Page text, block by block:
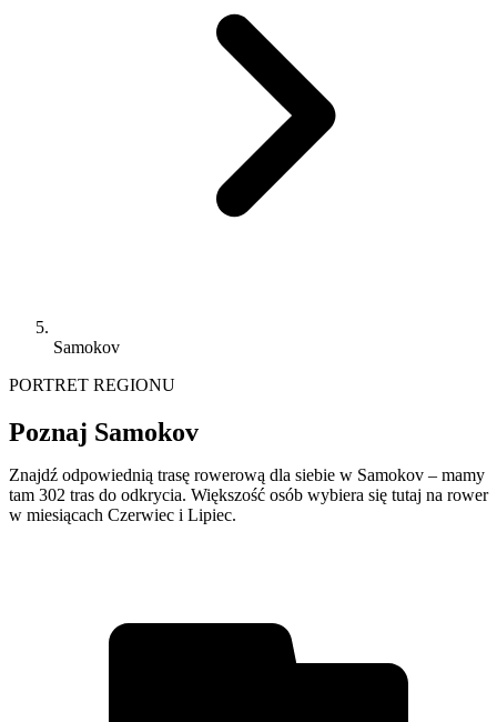
Samokov
PORTRET REGIONU
Poznaj Samokov
Znajdź odpowiednią trasę rowerową dla siebie w Samokov – mamy
tam 302 tras do odkrycia. Większość osób wybiera się tutaj na rower
w miesiącach Czerwiec i Lipiec.